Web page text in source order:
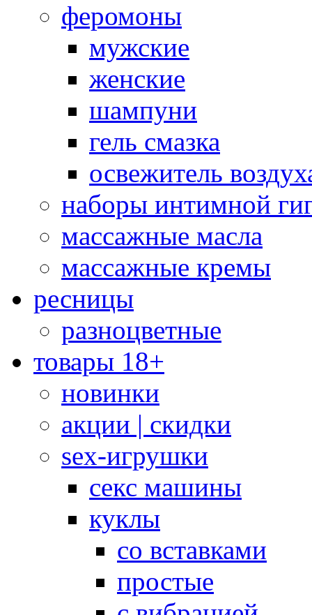
феромоны
мужские
женские
шампуни
гель смазка
освежитель
наборы интимной
массажные масла
массажные кремы
ресницы
разноцветные
товары 18+
новинки
акции | скидки
sex-игрушки
секс машины
куклы
со вставками
простые